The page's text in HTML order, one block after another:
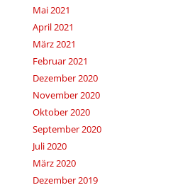
Mai 2021
April 2021
März 2021
Februar 2021
Dezember 2020
November 2020
Oktober 2020
September 2020
Juli 2020
März 2020
Dezember 2019